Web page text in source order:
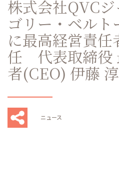
株式会社QVC
ゴリー・ベル
に最高経営責
任 代表取締役
者(CEO) 伊藤
ニュース